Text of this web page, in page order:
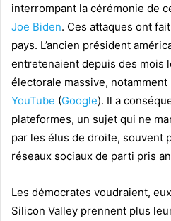
interrompant la cérémonie de
Joe Biden. Ces attaques ont
pays. L’ancien président
entretenaient depuis des mois
électorale massive, notamment
YouTube (Google). Il a
plateformes, un sujet qui ne
par les élus de droite, souvent
réseaux sociaux de parti pris
Les démocrates voudraient,
Silicon Valley prennent plus